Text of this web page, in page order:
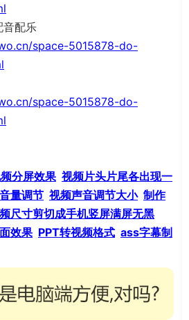
配乐
space-5015878-do-
space-5015878-do-
分屏效果 视频片头片尾各出现一
量调节 视频声音调节大小 制作
尺寸剪切成手机竖屏满屏无黑
效果 PPT转视频格式 ass字幕制